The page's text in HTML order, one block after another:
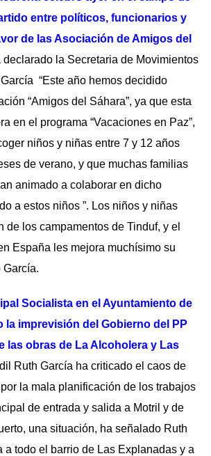
entre políticos, funcionarios y
de las Asociación de Amigos del
declarado la Secretaria de Movimientos
“Este año hemos decidido
“Amigos del Sáhara”, ya que esta
en el programa “Vacaciones en Paz”,
niños y niñas entre 7 y 12 años
de verano, y que muchas familias
animado a colaborar en dicho
a estos niños ”. Los niños y niñas
de los campamentos de Tinduf, y el
España les mejora muchísimo su
García.
Socialista en el Ayuntamiento de
la imprevisión del Gobierno del PP
las obras de La Alcoholera y Las
Ruth García ha criticado el caos de
la mala planificación de los trabajos
de entrada y salida a Motril y de
una situación, ha señalado Ruth
a todo el barrio de Las Explanadas y a